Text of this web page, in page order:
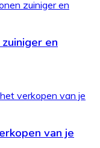
en
van je